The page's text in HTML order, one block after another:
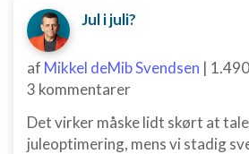
Jul i juli?
af Mikkel deMib Svendsen |
3 kommentarer
Det virker måske lidt skørt at
juleoptimering, mens vi stadig